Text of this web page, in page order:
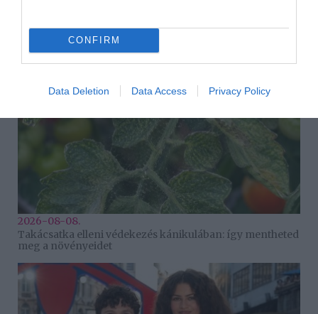
CONFIRM
Data Deletion Data Access Privacy Policy
2026-08-08.
Takácsatka elleni védekezés kánikulában: így mentheted
meg a növényeidet